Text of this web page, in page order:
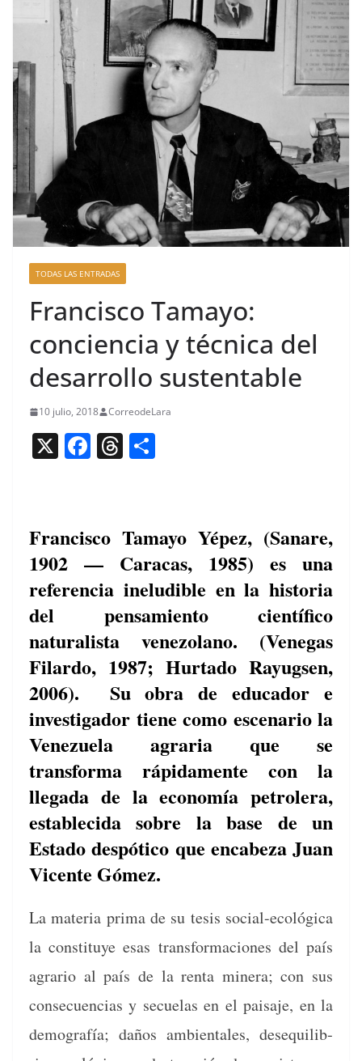
TODAS LAS ENTRADAS
Francisco Tamayo:
conciencia y técnica del
desarrollo sustentable
10 julio, 2018 CorreodeLara
X F
b
o
o
k
T
a
d
s
ar
tir
Francisco Tamayo Yépez, (Sanare,
1902 — Caracas, 1985) es una
referencia ineludible en la historia
del pensamiento científico
naturalista venezolano. (Venegas
Filardo, 1987; Hurtado Rayugsen,
2006). Su obra de educador e
investigador tiene como escenario la
Venezuela agraria que se
transforma rápidamente con la
llegada de la economía petrolera,
establecida sobre la base de un
Estado despótico que encabeza Juan
Vicente Gómez.
La mate­ria pri­ma de su tesis social-ecológ­i­ca
la con­sti­tuye esas trans­for­ma­ciones del país
agrario al país de la renta min­era; con sus
con­se­cuen­cias y secue­las en el paisaje, en la
demografía; daños ambi­en­tales, dese­qui­lib­